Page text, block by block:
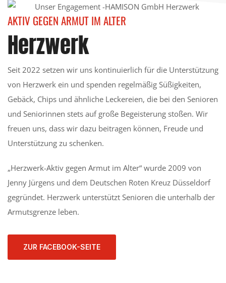
AKTIV GEGEN ARMUT IM ALTER
Herzwerk
Seit 2022 setzen wir uns kontinuierlich für die Unterstützung
von Herzwerk ein und spenden regelmäßig Süßigkeiten,
Gebäck, Chips und ähnliche Leckereien, die bei den Senioren
und Seniorinnen stets auf große Begeisterung stoßen. Wir
freuen uns, dass wir dazu beitragen können, Freude und
Unterstützung zu schenken.
„Herzwerk-Aktiv gegen Armut im Alter“ wurde 2009 von
Jenny Jürgens und dem Deutschen Roten Kreuz Düsseldorf
gegründet. Herzwerk unterstützt Senioren die unterhalb der
Armutsgrenze leben.
ZUR FACEBOOK-SEITE